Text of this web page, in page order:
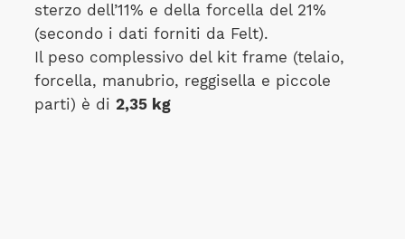
sterzo dell’11% e della forcella del 21%
(secondo i dati forniti da Felt).
Il peso complessivo del kit frame (telaio,
forcella, manubrio, reggisella e piccole
parti) è di 2,35 kg